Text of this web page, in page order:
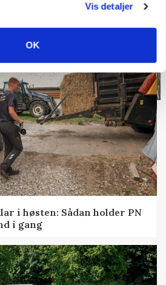
Vis detaljer
OK
Loading...
i høsten: Sådan holder PN
i gang